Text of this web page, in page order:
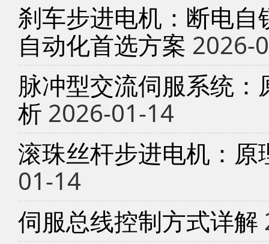
刹车步进电机：断电
自动化首选方案 2026-
脉冲型交流伺服系统
析 2026-01-14
滚珠丝杆步进电机：
01-14
伺服总线控制方式详解